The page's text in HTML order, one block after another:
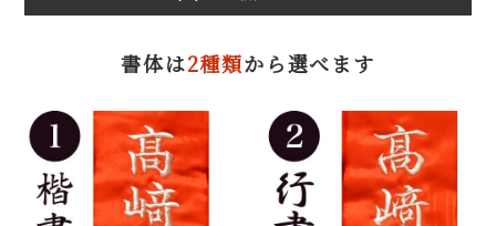
書体は2種類から選べます